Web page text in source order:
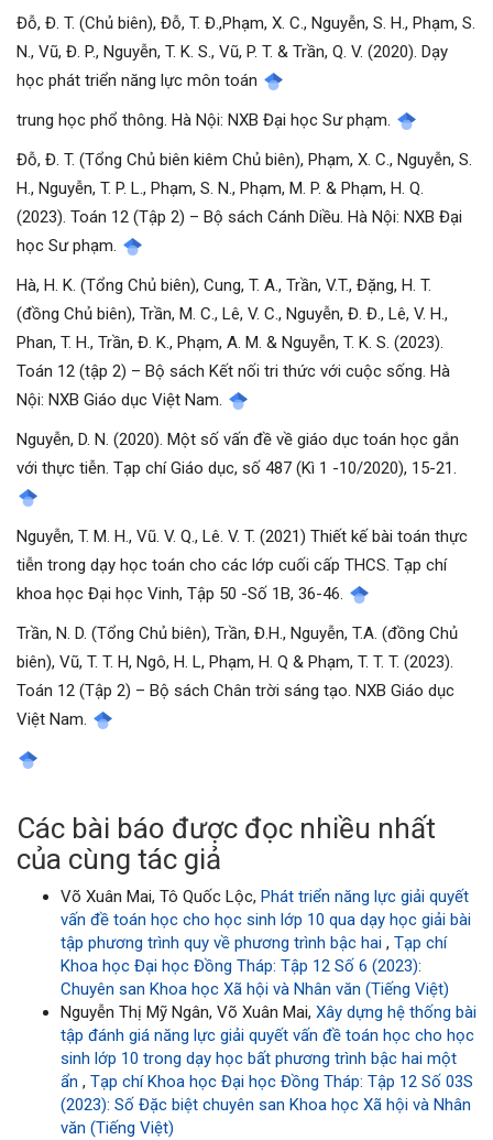
Đỗ, Đ. T. (Chủ biên), Đỗ, T. Đ.,Phạm, X. C., Nguyễn, S. H., Phạm, S.
N., Vũ, Đ. P., Nguyễn, T. K. S., Vũ, P. T. & Trần, Q. V. (2020). Dạy
học phát triển năng lực môn toán
trung học phổ thông. Hà Nội: NXB Đại học Sư phạm.
Đỗ, Đ. T. (Tổng Chủ biên kiêm Chủ biên), Phạm, X. C., Nguyễn, S.
H., Nguyễn, T. P. L., Phạm, S. N., Phạm, M. P. & Phạm, H. Q.
(2023). Toán 12 (Tập 2) – Bộ sách Cánh Diều. Hà Nội: NXB Đại
học Sư phạm.
Hà, H. K. (Tổng Chủ biên), Cung, T. A., Trần, V.T., Đặng, H. T.
(đồng Chủ biên), Trần, M. C., Lê, V. C., Nguyễn, Đ. Đ., Lê, V. H.,
Phan, T. H., Trần, Đ. K., Phạm, A. M. & Nguyễn, T. K. S. (2023).
Toán 12 (tập 2) – Bộ sách Kết nối tri thức với cuộc sống. Hà
Nội: NXB Giáo dục Việt Nam.
Nguyễn, D. N. (2020). Một số vấn đề về giáo dục toán học gắn
với thực tiễn. Tạp chí Giáo dục, số 487 (Kì 1 -10/2020), 15-21.
Nguyễn, T. M. H., Vũ. V. Q., Lê. V. T. (2021) Thiết kế bài toán thực
tiễn trong dạy học toán cho các lớp cuối cấp THCS. Tạp chí
khoa học Đại học Vinh, Tập 50 -Số 1B, 36-46.
Trần, N. D. (Tổng Chủ biên), Trần, Đ.H., Nguyễn, T.A. (đồng Chủ
biên), Vũ, T. T. H, Ngô, H. L, Phạm, H. Q & Phạm, T. T. T. (2023).
Toán 12 (Tập 2) – Bộ sách Chân trời sáng tạo. NXB Giáo dục
Việt Nam.
Các bài báo được đọc nhiều nhất
của cùng tác giả
Võ Xuân Mai, Tô Quốc Lộc, Phát triển năng lực giải quyết
vấn đề toán học cho học sinh lớp 10 qua dạy học giải bài
tập phương trình quy về phương trình bậc hai , Tạp chí
Khoa học Đại học Đồng Tháp: Tập 12 Số 6 (2023):
Chuyên san Khoa học Xã hội và Nhân văn (Tiếng Việt)
Nguyễn Thị Mỹ Ngân, Võ Xuân Mai, Xây dựng hệ thống bài
tập đánh giá năng lực giải quyết vấn đề toán học cho học
sinh lớp 10 trong dạy học bất phương trình bậc hai một
ẩn , Tạp chí Khoa học Đại học Đồng Tháp: Tập 12 Số 03S
(2023): Số Đặc biệt chuyên san Khoa học Xã hội và Nhân
văn (Tiếng Việt)